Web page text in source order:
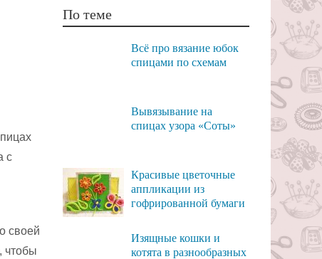
с
своей
чтобы
По теме
Всё про вязание юбок
спицами по схемам
Вывязывание на
спицах узора «Соты»
Красивые цветочные
аппликации из
гофрированной бумаги
Изящные кошки и
котята в разнообразных